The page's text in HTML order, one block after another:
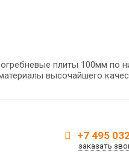
плиты 100мм по
высочайшего
+7 495
заказать